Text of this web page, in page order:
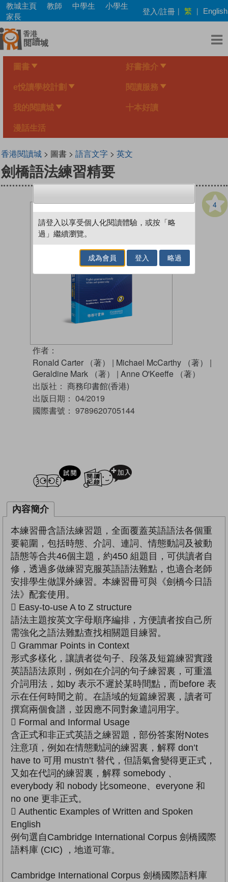
Skip
main
content
教城主頁 教師 中學生
小學生
家長
登入/註冊 | 繁 | English
圖書 好書推介
e悅讀學校計劃 閱讀服務
我的閱讀城 十本好讀
漫話生活
香港閱讀城> 圖書 > 語言文字> 英文
劍橋語法練習精要
4
作者：
Ronald Carter （著）
| Michael McCarthy （著）
|
Geraldine Mark （著）
| Anne O'Keeffe （著）
出版社： 商務印書館(香港)
出版日期： 04/2019
國際書號： 9789620705144
試閲
內容簡介
本練習冊含語法練習題，全面覆蓋英語語法各個重
要範圍，包括時態、介詞、連詞、情態動詞及被動
語態等合共46個主題，約450 組題目，可供讀者自
修，透過多做練習克服英語語法難點，也適合老師
安排學生做課外練習。本練習冊可與《劍橋今日語
法》配套使用。
 Easy-to-use A to Z structure
語法主題按英文字母順序編排，方便讀者按自己所
需強化之語法難點查找相關題目練習。
 Grammar Points in Context
形式多樣化，讓讀者從句子、段落及短篇練習實踐
英語語法原則，例如在介詞的句子練習裏，可重溫
介詞用法，如by 表示不遲於某時間點，而before 表
示在任何時間之前。在語域的短篇練習裏，讀者可
撰寫兩個食譜，並因應不同對象遣詞用字。
 Formal and Informal Usage
含正式和非正式英語之練習題，部份答案附Notes
注意項，例如在情態動詞的練習裏，解釋 don’t
have to 可用 mustn’t 替代，但語氣會變得更正式，
又如在代詞的練習裏，解釋 somebody 、
everybody 和 nobody 比someone、everyone 和
no one 更非正式。
 Authentic Examples of Written and Spoken
English
例句選自Cambridge International Corpus 劍橋國際
語料庫 (CIC) ，地道可靠。
Cambridge International Corpus 劍橋國際語料庫
請登入以享受個人化閱讀體驗，或按「略
過」繼續瀏覽。
成為會員 登入 略過